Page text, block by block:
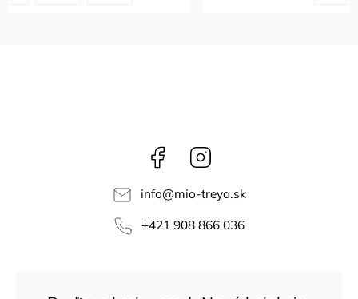
Facebook
info@mio-treya.sk
+421 908 866 036